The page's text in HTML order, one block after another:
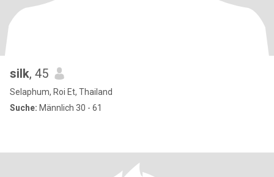
silk, 45
Selaphum, Roi Et, Thailand
Suche: Männlich 30 - 61